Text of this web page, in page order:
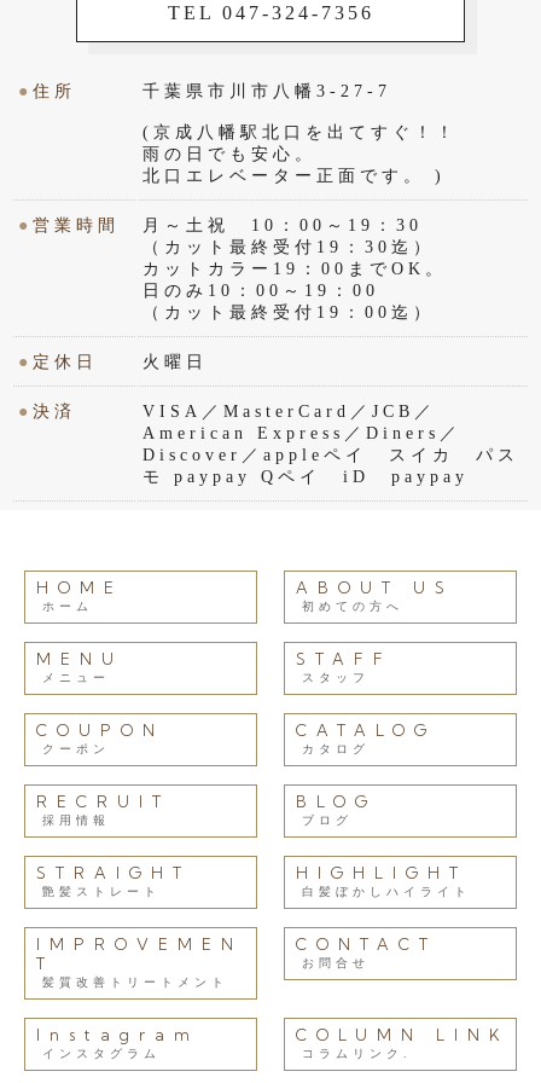
TEL 047-324-7356
●住所 千葉県市川市八幡3-27-7
(京成八幡駅北口を出てすぐ！！
雨の日でも安心。
北口エレベーター正面です。 )
●営業時間
月～土祝 10：00～19：30
（カット最終受付19：30迄）
カットカラー19：00までOK。
日のみ10：00～19：00
（カット最終受付19：00迄）
● 定休日 火曜日
●決済
VISA／MasterCard／JCB／
American Express／Diners／
Discover／appleペイ スイカ パス
モ paypay Qペイ iD paypay
HOME
ホーム
ABOUT US
初めての方へ
MENU
メニュー
STAFF
スタッフ
COUPON
クーポン
CATALOG
カタログ
RECRUIT
採用情報
BLOG
ブログ
STRAIGHT
艶髪ストレート
HIGHLIGHT
白髪ぼかしハイライト
IMPROVEMEN
T
髪質改善トリートメント
CONTACT
お問合せ
Instagram
インスタグラム
COLUMN LINK
コラムリンク.